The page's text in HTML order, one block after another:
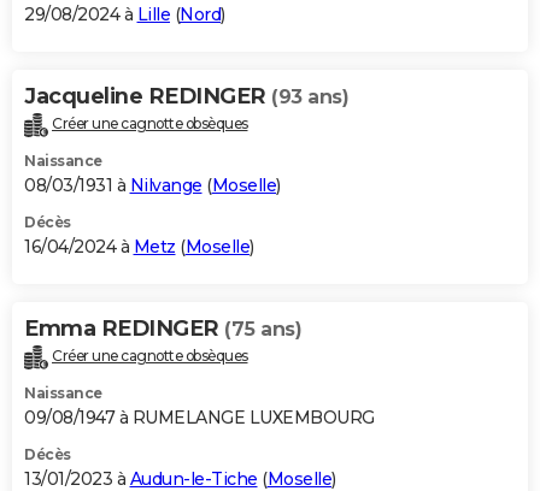
S'inscrire
Se connecter
Lycées
Collèges
Primaires
Universités
Entreprises
Service militaire
Avis de recherche
AVIS DE DÉCÈS
Bricolage
Lifestyle
Culture
Sport
Auto
Television
Voyage
Cinema
29/08/2024 à Lille (Nord)
Jacqueline REDINGER (93 ans)
Créer une cagnotte obsèques
Naissance
08/03/1931 à Nilvange (Moselle)
Décès
16/04/2024 à Metz (Moselle)
Emma REDINGER (75 ans)
Créer une cagnotte obsèques
Naissance
09/08/1947 à RUMELANGE LUXEMBOURG
Décès
13/01/2023 à Audun-le-Tiche (Moselle)